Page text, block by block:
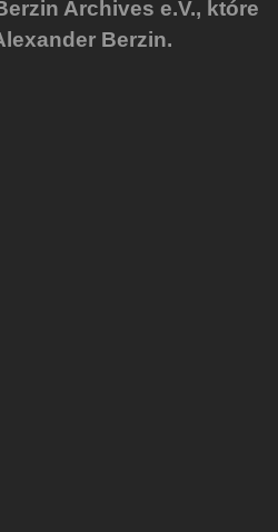
Archives e.V., które
Berzin.